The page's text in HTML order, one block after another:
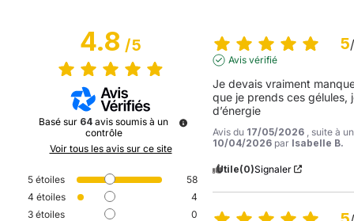
4.8/5
Basé sur 64 avis soumis à un
contrôle
Voir tous les avis sur ce site
5 étoiles
58
4 étoiles
4
3 étoiles
0
5/
Avis vérifié
Je devais vraiment
que je prends ces gélules,
d’énergie
Avis du 17/05/2026
, suite à
10/04/2026 par Isabelle B.
Utile(0)Signaler